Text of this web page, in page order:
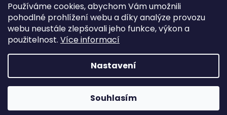
Používáme cookies, abychom Vám umožnili
pohodlné prohlížení webu a díky analýze provozu
webu neustále zlepšovali jeho funkce, výkon a
použitelnost. Více informací
Nastavení
Souhlasím
PŘIHLÁSIT SE
Copyright 2026CeliakShop.cz. Všechna práva
vyhrazena.